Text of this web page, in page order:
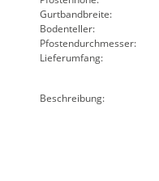
Gurtbandbreite:
Bodenteller:
Pfostendurchmesser:
Lieferumfang:
Beschreibung: